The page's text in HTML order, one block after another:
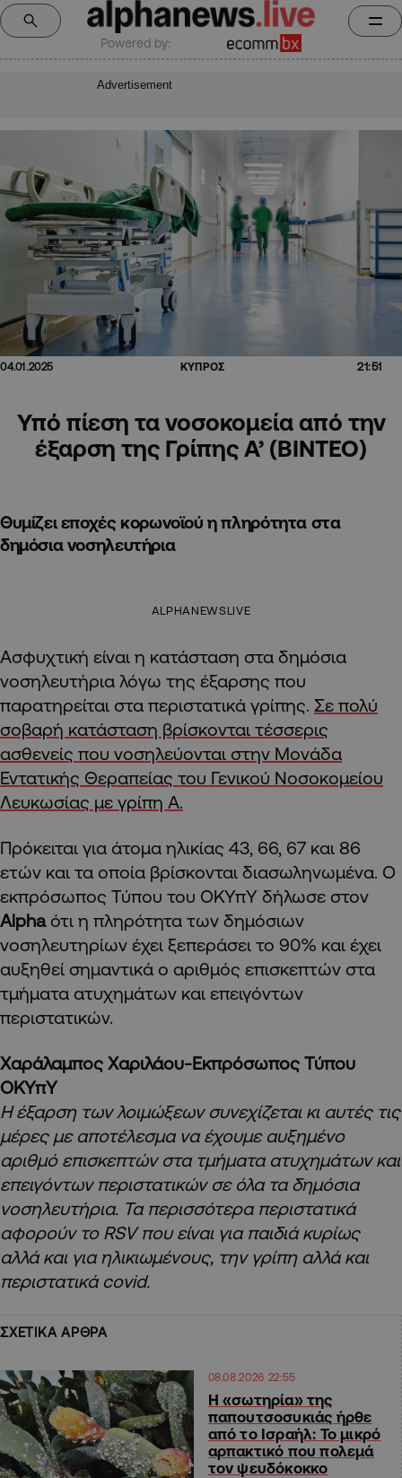
Powered by:
Advertisement
04.01.2025 ΚΥΠΡΟΣ 21:51
Υπό πίεση τα νοσοκομεία από την
έξαρση της Γρίπης Α’ (ΒΙΝΤΕΟ)
Θυμίζει εποχές κορωνοϊού η πληρότητα στα
δημόσια νοσηλευτήρια
ALPHANEWSLIVE
Ασφυχτική είναι η κατάσταση στα δημόσια
νοσηλευτήρια λόγω της έξαρσης που
παρατηρείται στα περιστατικά γρίπης. Σε πολύ
σοβαρή κατάσταση βρίσκονται τέσσερις
ασθενείς που νοσηλεύονται στην Μονάδα
Εντατικής Θεραπείας του Γενικού Νοσοκομείου
Λευκωσίας με γρίπη Α.
Πρόκειται για άτομα ηλικίας 43, 66, 67 και 86
ετών και τα οποία βρίσκονται διασωληνωμένα. Ο
εκπρόσωπος Τύπου του ΟΚΥπΥ δήλωσε στον
Alpha ότι η πληρότητα των δημόσιων
νοσηλευτηρίων έχει ξεπεράσει το 90% και έχει
αυξηθεί σημαντικά ο αριθμός επισκεπτών στα
τμήματα ατυχημάτων και επειγόντων
περιστατικών.
Χαράλαμπος Χαριλάου-Εκπρόσωπος Τύπου
ΟΚΥπΥ
Η έξαρση των λοιμώξεων συνεχίζεται κι αυτές τις
μέρες με αποτέλεσμα να έχουμε αυξημένο
αριθμό επισκεπτών στα τμήματα ατυχημάτων και
επειγόντων περιστατικών σε όλα τα δημόσια
νοσηλευτήρια. Τα περισσότερα περιστατικά
αφορούν το RSV που είναι για παιδιά κυρίως
αλλά και για ηλικιωμένους, την γρίπη αλλά και
περιστατικά covid.
ΣΧΕΤΙΚΑ ΑΡΘΡΑ
08.08.2026 22:55
Η «σωτηρία» της
παπουτσοσυκιάς ήρθε
από το Ισραήλ: Το μικρό
αρπακτικό που πολεμά
τον ψευδόκοκκο